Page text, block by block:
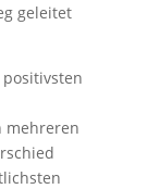
geleitet
mehreren